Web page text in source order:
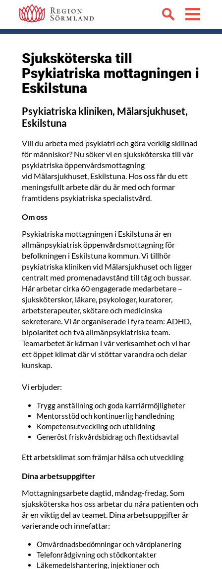
Sjuksköterska till
Psykiatriska mottagningen i
Eskilstuna
Psykiatriska kliniken, Mälarsjukhuset,
Eskilstuna
Vill du arbeta med psykiatri och göra verklig skillnad
för människor? Nu söker vi en sjuksköterska till vår
psykiatriska öppenvårdsmottagning
vid Mälarsjukhuset, Eskilstuna. Hos oss får du ett
meningsfullt arbete där du är med och formar
framtidens psykiatriska specialistvård.
Om oss
Psykiatriska mottagningen i Eskilstuna är en
allmänpsykiatrisk öppenvårdsmottagning för
befolkningen i Eskilstuna kommun. Vi tillhör
psykiatriska kliniken vid Mälarsjukhuset och ligger
centralt med promenadavstånd till tåg och bussar.
Här arbetar cirka 60 engagerade medarbetare –
sjuksköterskor, läkare, psykologer, kuratorer,
arbetsterapeuter, skötare och medicinska
sekreterare. Vi är organiserade i fyra team: ADHD,
bipolaritet och två allmänpsykiatriska team.
Teamarbetet är kärnan i vår verksamhet och vi har
ett öppet klimat där vi stöttar varandra och delar
kunskap.
Vi erbjuder:
Trygg anställning och goda karriärmöjligheter
Mentorsstöd och kontinuerlig handledning
Kompetensutveckling och utbildning
Generöst friskvårdsbidrag och flextidsavtal
Ett arbetsklimat som främjar hälsa och utveckling
Dina arbetsuppgifter
Mottagningsarbete dagtid, måndag-fredag. Som
sjuksköterska hos oss arbetar du nära patienten och
är en viktig del av teamet. Dina arbetsuppgifter är
varierande och innefattar:
Omvårdnadsbedömningar och vårdplanering
Telefonrådgivning och stödkontakter
Läkemedelshantering, injektioner och